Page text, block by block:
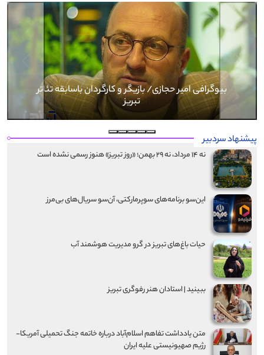
بیوگرافی کرار نماری
Previous
پیشنهاد سردبیر
نه ۱۴ مرداد، نه ۲۹ بهمن؛ «روز تبریز» هنوز رسمی نشده است
این‌سو برنامه‌های سوپرمارکتی، آن‌سو سریال‌های بی‌مرز
حیات باغ‌های تبریز در گرو مدیریت هوشمند آب
ببینید | استادان هنر رفوگری تبریز
متن یادداشت تفاهم اسلام‌آباد درباره خاتمه جنگ تحمیلی آمریکا-
رژیم صهیونیستی علیه ایران